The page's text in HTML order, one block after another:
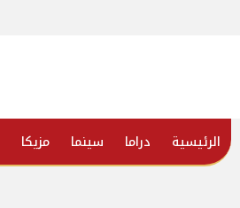
الرئيسية دراما سينما مزيكا